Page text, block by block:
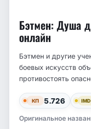
Бэтмен: Душа
онлайн
Бэтмен и другие
боевых искусств
противостоять
КП 5.726
Оригинальное